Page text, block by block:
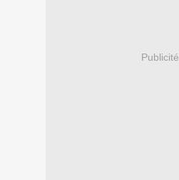
Publicité